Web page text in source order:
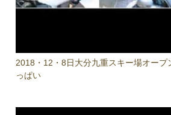
2018・12・8日大分九重スキー場オープ
っぱい